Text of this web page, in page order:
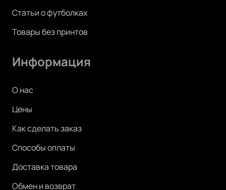
Статьи о футболках
Товары без принтов
Информация
О нас
Цены
Как сделать заказ
Способы оплаты
Доставка товара
Обмен и возврат